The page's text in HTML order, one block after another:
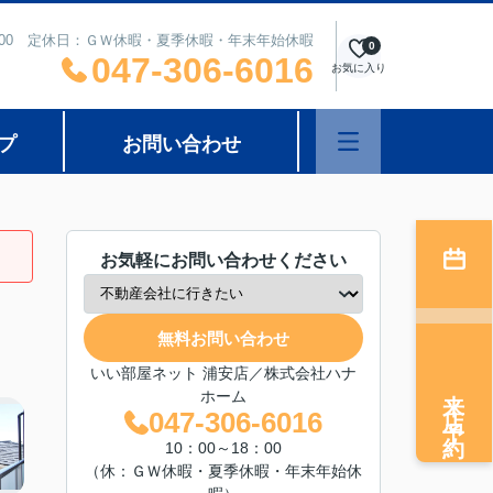
定休日：ＧＷ休暇・夏季休暇・年末年始休暇
047-306-6016 お気に入り
0
お問い合わせ
お気軽にお問い合わせください
無料お問い合わせ
いい部屋ネット 浦安店／株式会社ハナ
ホーム
047-306-6016
10：00～18：00
（休：ＧＷ休暇・夏季休暇・年末年始休
来店予約